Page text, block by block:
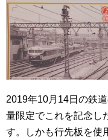
2019年10月14日の鉄
量限定でこれを記念し
す。しかも行先板を使